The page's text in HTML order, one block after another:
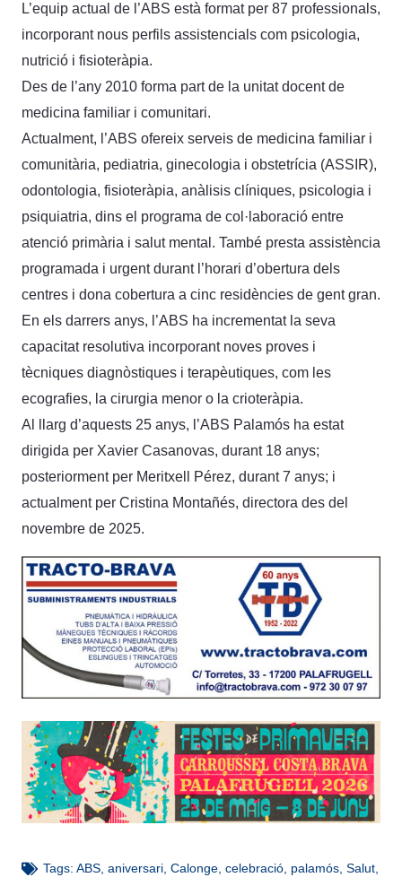
L’equip actual de l’ABS està format per 87 professionals,
incorporant nous perfils assistencials com psicologia,
nutrició i fisioteràpia.
Des de l’any 2010 forma part de la unitat docent de
medicina familiar i comunitari.
Actualment, l’ABS ofereix serveis de medicina familiar i
comunitària, pediatria, ginecologia i obstetrícia (ASSIR),
odontologia, fisioteràpia, anàlisis clíniques, psicologia i
psiquiatria, dins el programa de col·laboració entre
atenció primària i salut mental. També presta assistència
programada i urgent durant l’horari d’obertura dels
centres i dona cobertura a cinc residències de gent gran.
En els darrers anys, l’ABS ha incrementat la seva
capacitat resolutiva incorporant noves proves i
tècniques diagnòstiques i terapèutiques, com les
ecografies, la cirurgia menor o la crioteràpia.
Al llarg d’aquests 25 anys, l’ABS Palamós ha estat
dirigida per Xavier Casanovas, durant 18 anys;
posteriorment per Meritxell Pérez, durant 7 anys; i
actualment per Cristina Montañés, directora des del
novembre de 2025.
Tags: ABS, aniversari, Calonge, celebració, palamós, Salut,